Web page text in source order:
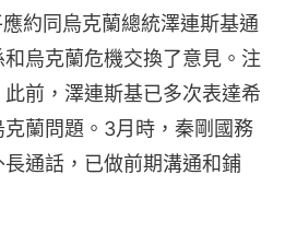
約同烏克蘭總統澤連斯基通
烏克蘭危機交換了意見。注
前，澤連斯基已多次表達希
蘭問題。3月時，秦剛國務
通話，已做前期溝通和鋪